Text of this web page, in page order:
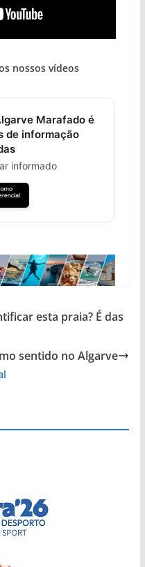
nossos vídeos
Marafado é
de informação
informado
esta praia? É das
sentido no Algarve